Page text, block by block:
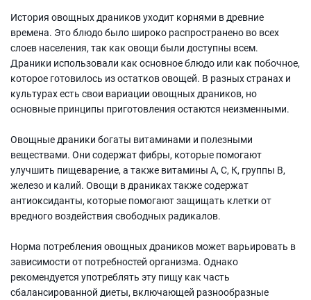
История овощных драников уходит корнями в древние
времена. Это блюдо было широко распространено во всех
слоев населения, так как овощи были доступны всем.
Драники использовали как основное блюдо или как побочное,
которое готовилось из остатков овощей. В разных странах и
культурах есть свои вариации овощных драников, но
основные принципы приготовления остаются неизменными.
Овощные драники богаты витаминами и полезными
веществами. Они содержат фибры, которые помогают
улучшить пищеварение, а также витамины А, С, К, группы В,
железо и калий. Овощи в драниках также содержат
антиоксиданты, которые помогают защищать клетки от
вредного воздействия свободных радикалов.
Норма потребления овощных драников может варьировать в
зависимости от потребностей организма. Однако
рекомендуется употреблять эту пищу как часть
сбалансированной диеты, включающей разнообразные